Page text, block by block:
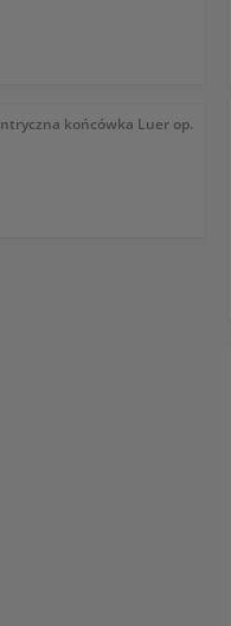
końcówka Luer op.